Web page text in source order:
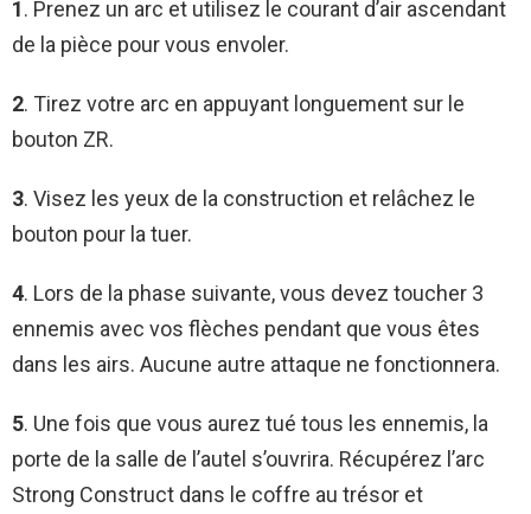
1. Prenez un arc et utilisez le courant d’air ascendant
de la pièce pour vous envoler.
2. Tirez votre arc en appuyant longuement sur le
bouton ZR.
3. Visez les yeux de la construction et relâchez le
bouton pour la tuer.
4. Lors de la phase suivante, vous devez toucher 3
ennemis avec vos flèches pendant que vous êtes
dans les airs. Aucune autre attaque ne fonctionnera.
5. Une fois que vous aurez tué tous les ennemis, la
porte de la salle de l’autel s’ouvrira. Récupérez l’arc
Strong Construct dans le coffre au trésor et